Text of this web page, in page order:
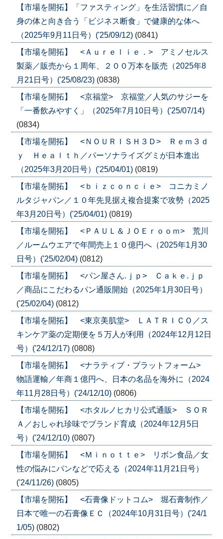
【市場を開拓】「ファスティング」を生活習慣に／自
身の体と向き合う「ビジネス断食」で健康的な体へ
（2025年9月11日号）('25/09/12) (0841)
【市場を開拓】 <Ａｕｒｅｌｉｅ．> アミノセルス
製薬／販売から１周年、２００万本を販売（2025年8
月21日号）('25/08/23) (0838)
【市場を開拓】 <京福堂> 京福堂／人気のサジーを
「一番飲みやすく」（2025年7月10日号）('25/07/14)
(0834)
【市場を開拓】 <ＮＯＵＲＩＳＨ３Ｄ> Ｒｅｍ３ｄ
ｙ Ｈｅａｌｔｈ／パーソナライズグミが日本進出
（2025年3月20日号）('25/04/01) (0819)
【市場を開拓】 <ｂｉｚｃｏｎｃｉｅ> コニカミノ
ルタジャパン／１０年先見据え複合提案で攻勢（2025
年3月20日号）('25/04/01) (0819)
【市場を開拓】 <ＰＡＵＬ＆ＪＯＥｒｏｏｍ> 荒川
／ルームウエアで年間売上１０億円へ（2025年1月30
日号）('25/02/04) (0812)
【市場を開拓】 <パン屋さん.ｊｐ> Ｃａｋｅ.ｊｐ
／商品にこだわるパン通販開始（2025年1月30日号）
('25/02/04) (0812)
【市場を開拓】 <東京美肌堂> ＬＡＴＲＩＣＯ／ス
キンケア薬の定期便を５万人が利用（2024年12月12日
号）('24/12/17) (0808)
【市場を開拓】 <ナラティブ・プラットフォーム>
物語運輸／年商１億円へ、日本の名品を海外に（2024
年11月28日号）('24/12/10) (0806)
【市場を開拓】 <ホタルノヒカリ公式通販> ＳＯＲ
Ａ／おしゃれ珍味でブランド育成（2024年12月5日
号）('24/12/10) (0807)
【市場を開拓】 <Ｍｉｎｏｔｔｅ> リボン食品／女
性の悩みにパンなどで応える（2024年11月21日号）
('24/11/26) (0805)
【市場を開拓】 <石膏像ドットコム> 堀石膏制作／
日本で唯一の石膏像ＥＣ（2024年10月31日号）('24/1
1/05) (0802)